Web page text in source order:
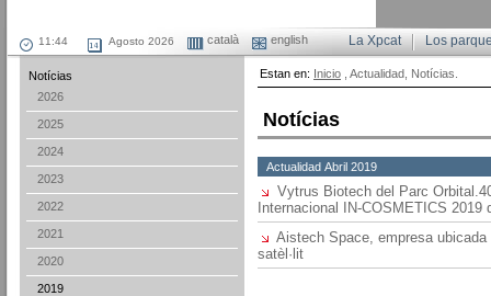
Agosto 2026 català english Los
La Xpcat
Notícias
2026
2025
2024
2023
2022
2021
2020
2019
Estan en: Inicio , Actualidad, Notícias.
Notícias
Actualidad Abril 2019
Vytrus Biotech del Parc
Internacional IN-COSMETICS 2019
Aistech Space, empresa
satèl·lit